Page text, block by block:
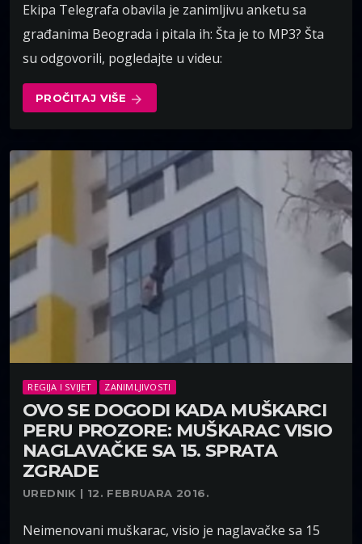
Ekipa Telegrafa obavila je zanimljivu anketu sa
građanima Beograda i pitala ih: Šta je to MP3? Šta
su odgovorili, pogledajte u videu:
PROČITAJ VIŠE arrow_forward
REGIJA I SVIJET ZANIMLJIVOSTI
OVO SE DOGODI KADA MUŠKARCI
PERU PROZORE: MUŠKARAC VISIO
NAGLAVAČKE SA 15. SPRATA
ZGRADE
UREDNIK | 12. FEBRUARA 2016.
Neimenovani muškarac, visio je naglavačke sa 15